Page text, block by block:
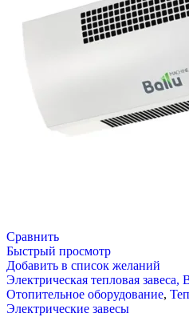
Сравнить
Быстрый просмотр
Добавить в список желаний
Электрическая тепловая
Отопительное оборудование,
Электрические завесы